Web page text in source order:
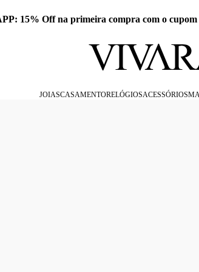
15% Off na primeira compra com o
JOIASCASAMENTORELÓGIOSACESSÓRIOS